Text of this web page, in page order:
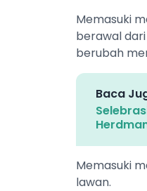
Memasuki
berawal
berubah
Baca
Memasuki
lawan.